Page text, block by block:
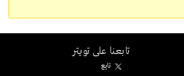
تابعنا على تويتر
تابِع